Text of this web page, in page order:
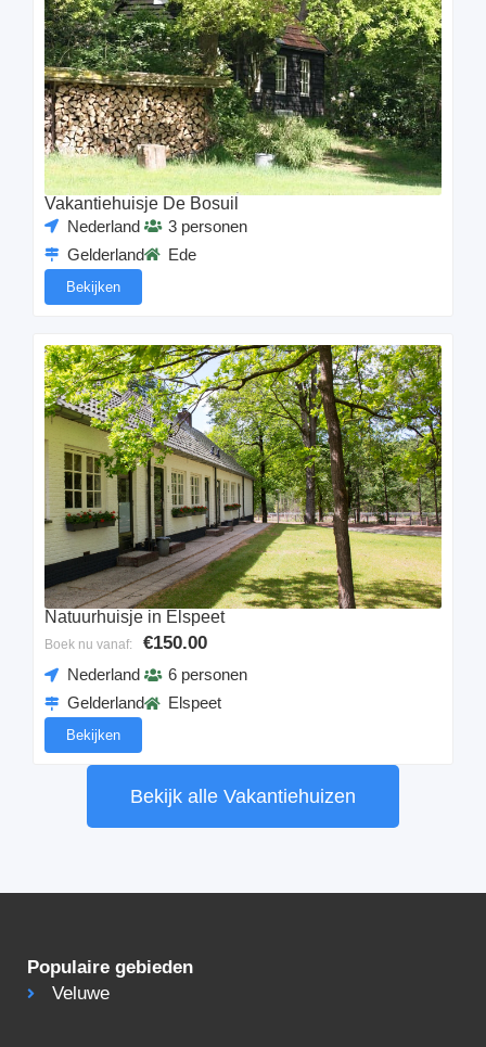
Vakantiehuisje De Bosuil
Nederland
Gelderland
3 personen
Ede
Bekijken
Natuurhuisje in Elspeet
Boek nu vanaf: €150.00
Nederland
Gelderland
6 personen
Elspeet
Bekijken
Bekijk alle Vakantiehuizen
Populaire gebieden
Veluwe